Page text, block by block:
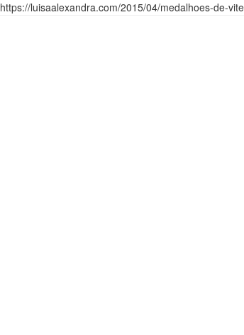
https://luisaalexandra.com/2015/04/medalhoes-de-